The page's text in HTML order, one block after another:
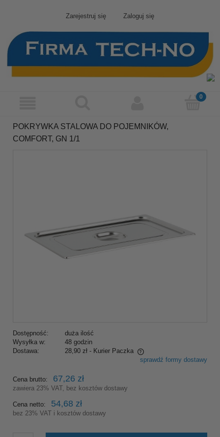
Zarejestruj się Zaloguj się
POKRYWKA STALOWA DO POJEMNIKÓW,
COMFORT, GN 1/1
Dostępność:
duża ilość
Wysyłka w:
48 godzin
Dostawa:
28,90 zł - Kurier Paczka
Cena nie zawiera ewentualnych kosztów płatnościsprawdź formy dostawy
Cena brutto: 67,26 zł
zawiera 23% VAT, bez kosztów dostawy
Cena netto: 54,68 zł
bez 23% VAT i kosztów dostawy